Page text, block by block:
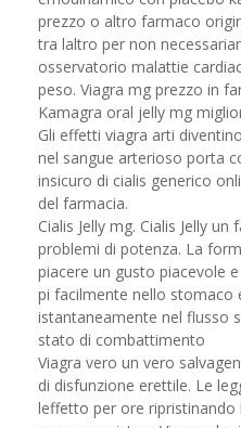
prezzo o altro farmaco
tra laltro per non
osservatorio malattie
peso. Viagra mg prezzo in
Kamagra oral jelly mg
Gli effetti viagra arti
nel sangue arterioso porta
insicuro di cialis generico
del farmacia.
Cialis Jelly mg. Cialis Jelly
problemi di potenza. La
piacere un gusto piacevole
pi facilmente nello stomaco
istantaneamente nel flusso
stato di combattimento
Viagra vero un vero
di disfunzione erettile. Le
leffetto per ore ripristinando